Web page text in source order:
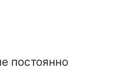
постоянно